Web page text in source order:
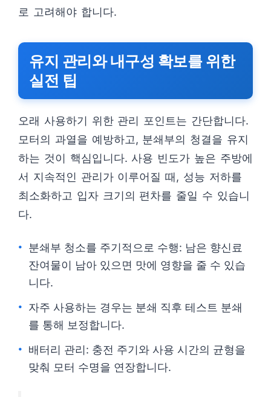
로 고려해야 합니다.
유지 관리와 내구성 확보를 위한
실전 팁
오래 사용하기 위한 관리 포인트는 간단합니다.
모터의 과열을 예방하고, 분쇄부의 청결을 유지
하는 것이 핵심입니다. 사용 빈도가 높은 주방에
서 지속적인 관리가 이루어질 때, 성능 저하를
최소화하고 입자 크기의 편차를 줄일 수 있습니
다.
분쇄부 청소를 주기적으로 수행: 남은 향신료
잔여물이 남아 있으면 맛에 영향을 줄 수 있습
니다.
자주 사용하는 경우는 분쇄 직후 테스트 분쇄
를 통해 보정합니다.
배터리 관리: 충전 주기와 사용 시간의 균형을
맞춰 모터 수명을 연장합니다.